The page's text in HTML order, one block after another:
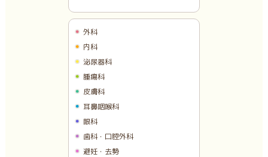
外科
内科
泌尿器科
腫瘍科
皮膚科
耳鼻咽喉科
眼科
歯科・口腔外科
避妊・去勢